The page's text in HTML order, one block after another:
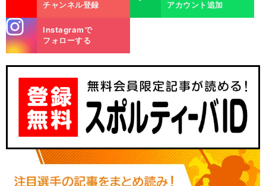
チャンネル登録
アカウント追加
m
Instagramで
フォローする